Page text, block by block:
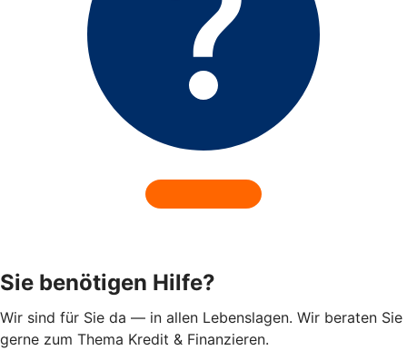
Sie benötigen Hilfe?
Wir sind für Sie da — in allen Lebenslagen. Wir beraten Sie
gerne zum Thema Kredit & Finanzieren.